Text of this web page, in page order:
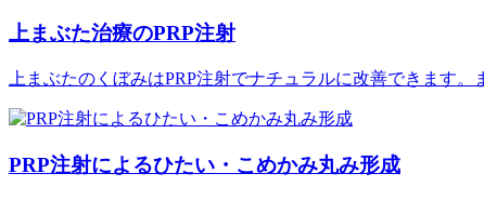
上まぶた治療のPRP注射
上まぶたのくぼみはPRP注射でナチュラルに改善できます。
PRP注射によるひたい・こめかみ丸み形成